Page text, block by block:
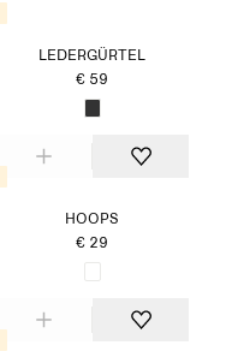
LEDERGÜRTEL
€ 59
HOOPS
€ 29